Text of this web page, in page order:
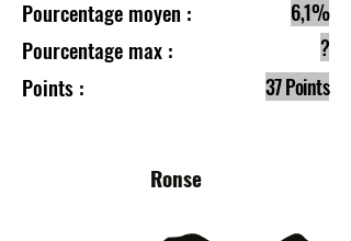
Pourcentage moyen :
Pourcentage max :
Points :
6,1%
?
37 Points
Ronse